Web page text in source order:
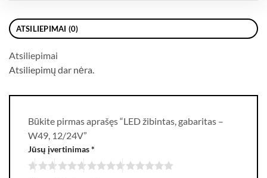
ATSILIEPIMAI (0)
Atsiliepimai
Atsiliepimų dar nėra.
Būkite pirmas aprašęs “LED žibintas, gabaritas –
W49, 12/24V”
Jūsų įvertinimas*